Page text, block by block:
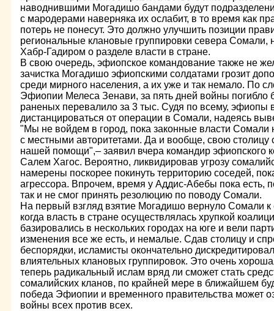
наводнившими Могадишо бандами будут
с мародерами наверняка их ослабит, в то время как
потерь не понесут. Это должно улучшить позиции
региональные клановые группировки севера Сомали,
Хабр-Гадиром о разделе власти в стране.
В свою очередь, эфиопское командование также не
зачистка Могадишо эфиопскими солдатами грозит
среди мирного населения, а их уже и так немало. По
Эфиопии Мелеса Зенави, за пять дней войны погибло
раненых перевалило за 3 тыс. Судя по всему, эфиопы
дистанцироваться от операции в Сомали, надеясь
"Мы не войдем в город, пока законные власти Сомали
с местными авторитетами. Да и вообще, свою столицу
нашей помощи",– заявил вчера командир эфиопского
Салем Хагос. Вероятно, ликвидировав угрозу
намерены поскорее покинуть территорию соседей,
агрессора. Впрочем, время у Аддис-Абебы пока есть,
так и не смог принять резолюцию по поводу Сомали.
На первый взгляд взятие Могадишо вернуло Сомали к
когда власть в стране осуществлялась хрупкой
базировались в нескольких городах на юге и вели
изменения все же есть, и немалые. Сдав столицу и
беспорядки, исламисты окончательно
влиятельных клановых группировок. Это очень
теперь радикальный ислам вряд ли сможет стать
сомалийских кланов, по крайней мере в ближайшем
победа Эфиопии и временного правительства может
войны всех против всех.